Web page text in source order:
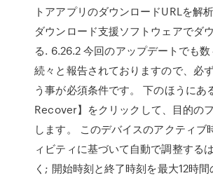
トアアプリのダウンロードURLを解
ダウンロード支援ソフトウェアでダ
る. 6.26.2 今回のアップデートでも
続々と報告されておりますので、必
う事が必須条件です。 下のほうに
Recover】をクリックして、目的の
します。 このデバイスのアクティブ
ィビティに基づいて自動で調整する
く; 開始時刻と終了時刻を最大12時